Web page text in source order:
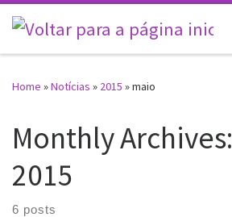
Skip to content
Home »Notícias » 2015 »maio
Monthly Archives:
2015
6 posts